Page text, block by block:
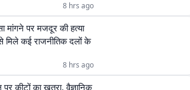
8 hrs ago
मांगने पर मजदूर की हत्या
से मिले कई राजनीतिक दलों के
8 hrs ago
कीटों का खतरा, वैज्ञानिक